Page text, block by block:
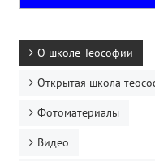
О школе Теософии
Открытая школа
Фотоматериалы
Видео